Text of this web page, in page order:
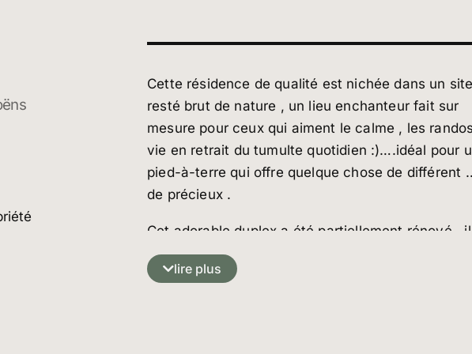
Cette résidence de qualité est nichée dans un site
resté brut de nature , un lieu enchanteur fait sur
mesure pour ceux qui aiment le calme , les
vie en retrait du tumulte quotidien :)….idéal pour
pied-à-terre qui offre quelque chose de différent
de précieux .
Cet adorable duplex a été partiellement rénové , il
comprend au rez inférieur : un séjour avec large
OUEST , un coin cuisine moderne et confortable ,
lire plus